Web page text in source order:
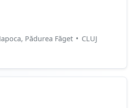
Pădurea Făget • CLUJ